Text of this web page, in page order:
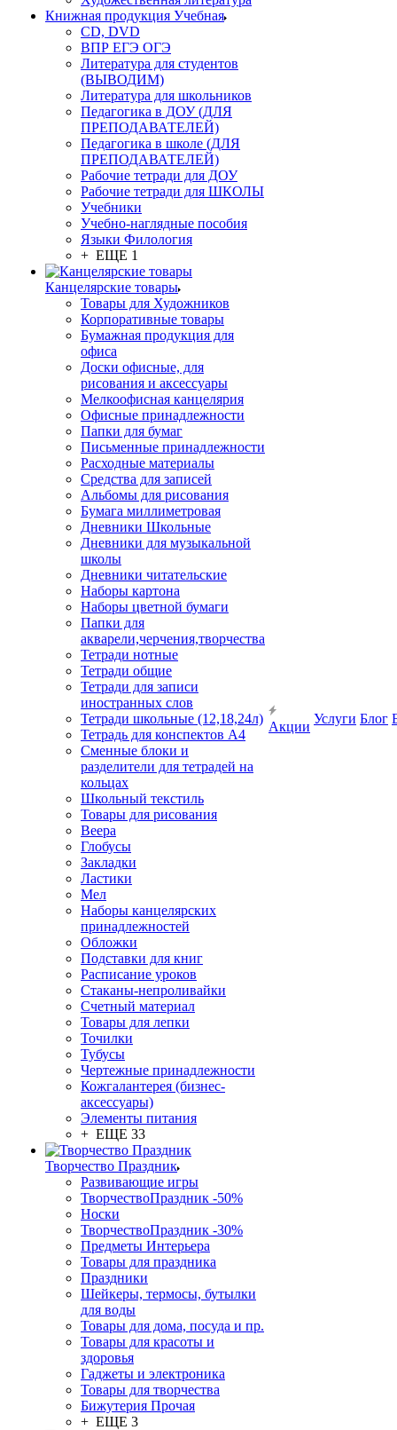
Книжная продукция Учебная
CD, DVD
ВПР ЕГЭ ОГЭ
Литература для студентов
(ВЫВОДИМ)
Литература для школьников
Педагогика в ДОУ (ДЛЯ
ПРЕПОДАВАТЕЛЕЙ)
Педагогика в школе (ДЛЯ
ПРЕПОДАВАТЕЛЕЙ)
Рабочие тетради для ДОУ
Рабочие тетради для ШКОЛЫ
Учебники
Учебно-наглядные пособия
Языки Филология
+ ЕЩЕ 1
Канцелярские товары
Товары для Художников
Корпоративные товары
Бумажная продукция для
офиса
Доски офисные, для
рисования и аксессуары
Мелкоофисная канцелярия
Офисные принадлежности
Папки для бумаг
Письменные принадлежности
Расходные материалы
Средства для записей
Альбомы для рисования
Бумага миллиметровая
Дневники Школьные
Дневники для музыкальной
школы
Дневники читательские
Наборы картона
Наборы цветной бумаги
Папки для
акварели,черчения,творчества
Тетради нотные
Тетради общие
Тетради для записи
иностранных слов
Тетради школьные (12,18,24л)
Тетрадь для конспектов А4
Сменные блоки и
разделители для тетрадей на
кольцах
Школьный текстиль
Товары для рисования
Веера
Глобусы
Закладки
Ластики
Мел
Наборы канцелярских
принадлежностей
Обложки
Подставки для книг
Расписание уроков
Стаканы-непроливайки
Счетный материал
Товары для лепки
Точилки
Тубусы
Чертежные принадлежности
Кожгалантерея (бизнес-
аксессуары)
Элементы питания
+ ЕЩЕ 33
Творчество Праздник
Развивающие игры
ТворчествоПраздник -50%
Носки
ТворчествоПраздник -30%
Предметы Интерьера
Товары для праздника
Праздники
Шейкеры, термосы, бутылки
для воды
Товары для дома, посуда и пр.
Товары для красоты и
здоровья
Гаджеты и электроника
Товары для творчества
Бижутерия Прочая
+ ЕЩЕ 3
Акции
Услуги Блог